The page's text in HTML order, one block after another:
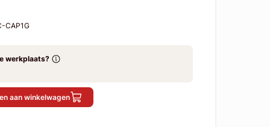
CAP1G
werkplaats?
aan winkelwagen